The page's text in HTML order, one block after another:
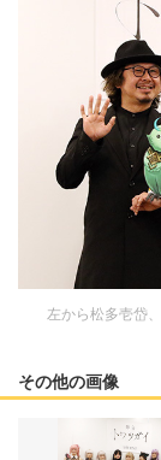
左から松多壱岱
その他の画像